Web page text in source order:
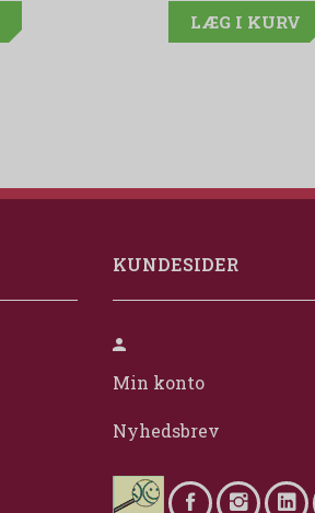
LÆG I KURV
KUNDESIDER
Min konto
Nyhedsbrev